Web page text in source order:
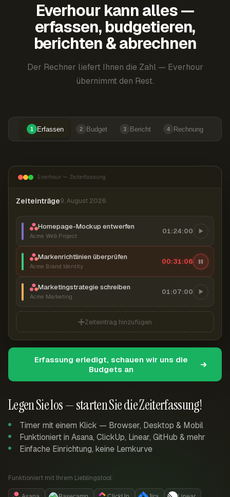
Everhour kann alles —
erfassen, budgetieren,
berichten & abrechnen
Der Rechner liefert Ihnen die Zahl — Everhour
übernimmt den Rest.
1 Erfassen 2 Budget 3 Bericht 4 Rechnung
Legen Sie los — starten Sie die Zeiterfassung!
Timer mit einem Klick — Browser, Desktop & Mobil
Funktioniert in Asana, ClickUp, Linear, GitHub & mehr
Einfache Einrichtung, keine Lernkurve
Funktioniert mit Ihrem Lieblingstool:
Everhour — Zeiterfassung
Zeiteinträge9. August 2026
Homepage-Mockup entwerfen
Acme Web Project
01:24:00
Markenrichtlinien überprüfen
Acme Brand Identity
00:31:07
Marketingstrategie schreiben
Acme Marketing
01:07:00
Zeiteintrag hinzufügen
Erfassung erledigt, schauen wir uns die
Budgets an